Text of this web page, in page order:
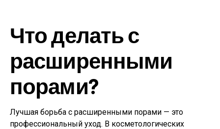
Что делать с
расширенными
порами?
Лучшая борьба с расширенными порами — это
профессиональный уход. В косметологических